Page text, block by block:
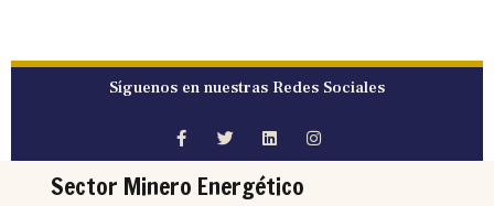
Síguenos en nuestras Redes Sociales
Sector Minero Energético